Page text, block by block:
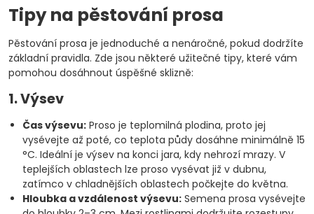
Tipy na pěstování prosa
Pěstování prosa je jednoduché a nenáročné, pokud dodržíte
základní pravidla. Zde jsou některé užitečné tipy, které vám
pomohou dosáhnout úspěšné sklizně:
1. Výsev
Čas výsevu: Proso je teplomilná plodina, proto jej
vysévejte až poté, co teplota půdy dosáhne minimálně 15
°C. Ideální je výsev na konci jara, kdy nehrozí mrazy. V
teplejších oblastech lze proso vysévat již v dubnu,
zatímco v chladnějších oblastech počkejte do května.
Hloubka a vzdálenost výsevu: Semena prosa vysévejte